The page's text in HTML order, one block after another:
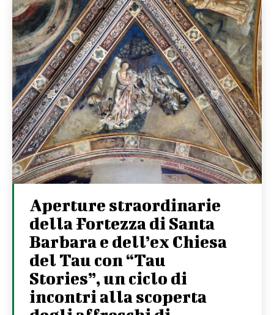
Aperture straordinarie
della Fortezza di Santa
Barbara e dell’ex Chiesa
del Tau con “Tau
Stories”, un ciclo di
incontri alla scoperta